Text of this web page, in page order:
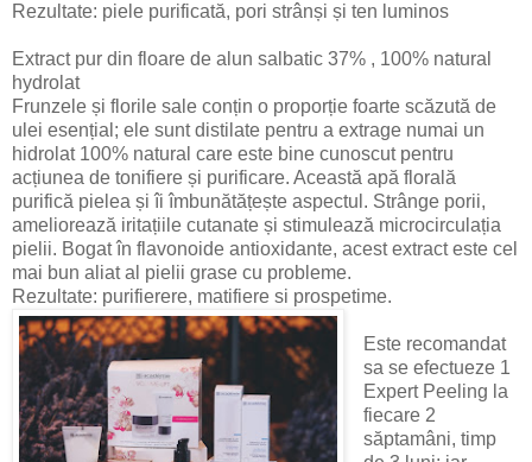
Rezultate: piele purificată, pori strânși și ten luminos
Extract pur din floare de alun salbatic 37% , 100% natural
hydrolat
Frunzele și florile sale conțin o proporție foarte scăzută de
ulei esențial; ele sunt distilate pentru a extrage numai un
hidrolat 100% natural care este bine cunoscut pentru
acțiunea de tonifiere și purificare. Această apă florală
purifică pielea și îi îmbunătățește aspectul. Strânge porii,
ameliorează iritațiile cutanate și stimulează microcirculația
pielii. Bogat în flavonoide antioxidante, acest extract este cel
mai bun aliat al pielii grase cu probleme.
Rezultate: purifierere, matifiere si prospetime.
Este recomandat
sa se efectueze 1
Expert Peeling la
fiecare 2
săptamâni, timp